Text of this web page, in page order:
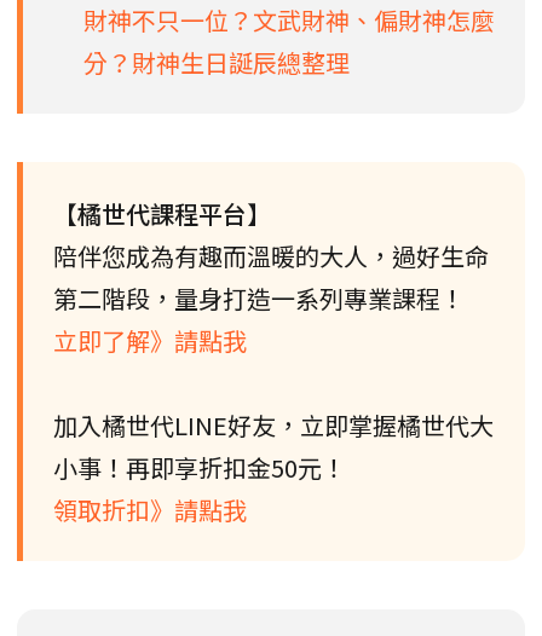
財神不只一位？文武財神、偏財神怎麼
分？財神生日誕辰總整理
【橘世代課程平台】
陪伴您成為有趣而溫暖的大人，過好生命
第二階段，量身打造一系列專業課程！
立即了解》請點我
加入橘世代LINE好友，立即掌握橘世代大
小事！再即享折扣金50元！
領取折扣》請點我